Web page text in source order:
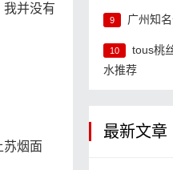
我并没有
苏烟面
9 广州知
10
tous桃
水推荐
最新文章